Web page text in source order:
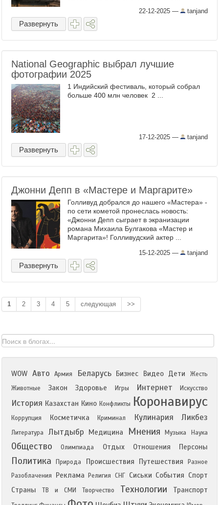
22-12-2025 — tanjand
Развернуть
National Geographic выбрал лучшие
фотографии 2025
1 Индийский фестиваль, который собрал
больше 400 млн человек 2 ...
17-12-2025 — tanjand
Развернуть
Джонни Депп в «Мастере и Маргарите»
Голливуд добрался до нашего «Мастера» -
по сети кометой пронеслась новость:
«Джонни Депп сыграет в экранизации
романа Михаила Булгакова «Мастер и
Маргарита»! Голливудский актер ...
15-12-2025 — tanjand
Развернуть
1 2 3 4 5 следующая >>
WOW Авто Армия Беларусь Бизнес Видео Дети
Жесть
Животные
Закон Здоровье Игры Интернет Искусство
История Казахстан Кино Конфликты Коронавирус
Коррупция Косметичка Криминал Кулинария Ликбез
Литература Лытдыбр Медицина Мнения Музыка Наука
Общество Олимпиада Отдых Отношения Персоны
Политика Природа Происшествия Путешествия
Разное
Разоблачения
Реклама Религия СНГ Сиськи События Спорт
Страны
ТВ и СМИ Творчество Технологии Транспорт